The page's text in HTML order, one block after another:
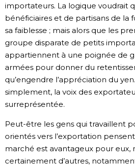
importateurs. La logique voudrait
bénéficiaires et de partisans de la
sa faiblesse ; mais alors que les
groupe disparate de petits
appartiennent à une poignée de
armées pour donner du
qu’engendre l’appréciation du
simplement, la voix des
surreprésentée.
Peut-être les gens qui travaillent
orientés vers l’exportation
marché est avantageux pour eux,
certainement d’autres,